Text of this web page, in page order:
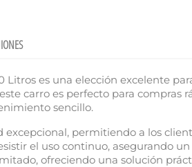
Litros es una elección excelente
carro es perfecto para
sencillo.
permitiendo a los
el uso continuo, asegurando
ofreciendo una solución